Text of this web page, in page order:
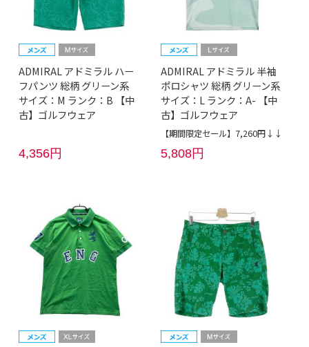
ADMIRAL アドミラル ハー
フパンツ 総柄 グリーン系
サイズ：M ランク：B 【中
古】ゴルフウェア
4,356円
ADMIRAL アドミラル 半袖
ポロシャツ 総柄 グリーン系
サイズ：L ランク：A- 【中
古】ゴルフウェア
【期間限定セール】7,260円↓↓
5,808円